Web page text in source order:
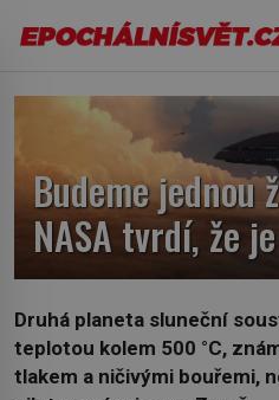
Budeme jednou
NASA tvrdí, že
Druhá planeta sluneční
teplotou kolem 500 °C,
tlakem a ničivými bouřemi,